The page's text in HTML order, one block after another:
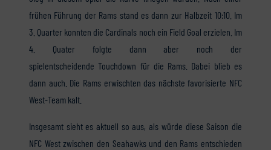
frühen Führung der Rams stand es dann zur Halbzeit 10:10. Im
3. Quarter konnten die Cardinals noch ein Field Goal erzielen. Im
4. Quater folgte dann aber noch der
spielentscheidende Touchdown für die Rams. Dabei blieb es
dann auch. Die Rams erwischten das nächste favorisierte NFC
West-Team kalt.
Insgesamt sieht es aktuell so aus, als würde diese Saison die
NFC West zwischen den Seahawks und den Rams entschieden